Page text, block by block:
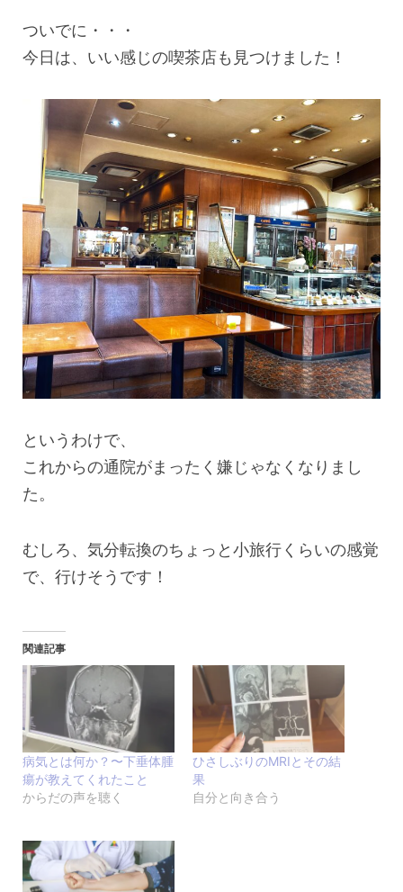
ついでに・・・
今日は、いい感じの喫茶店も見つけました！
というわけで、
これからの通院がまったく嫌じゃなくなりまし
た。
むしろ、気分転換のちょっと小旅行くらいの感覚
で、行けそうです！
関連記事
病気とは何か？〜下垂体腫
瘍が教えてくれたこと
からだの声を聴く
ひさしぶりのMRIとその結
果
自分と向き合う